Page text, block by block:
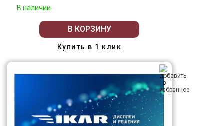
В наличии
В КОРЗИНУ
Купить в 1 клик